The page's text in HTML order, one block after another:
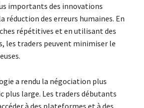
importants des innovations
réduction des erreurs humaines. En
répétitives et en utilisant des
les traders peuvent minimiser le
a rendu la négociation plus
plus large. Les traders débutants
à des plateformes et à des